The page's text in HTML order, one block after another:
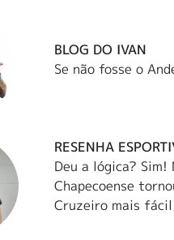
BLOG DO IVAN
Se não fosse o
RESENHA
Deu a lógica? Sim!
Chapecoense
Cruzeiro mais fácil